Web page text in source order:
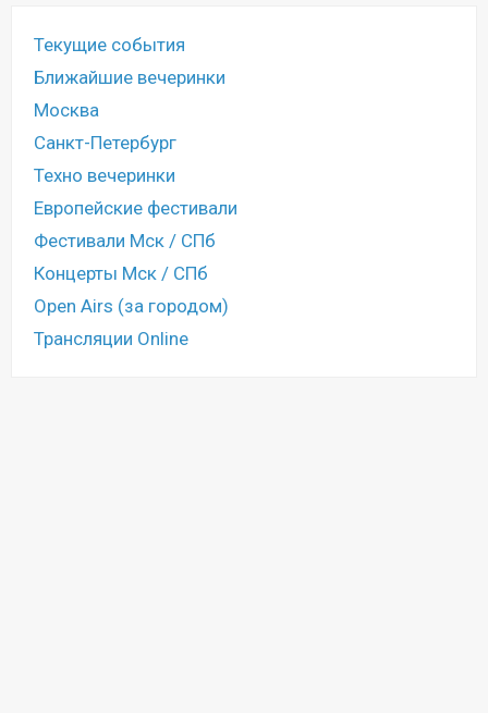
Текущие события
Ближайшие вечеринки
Москва
Санкт-Петербург
Техно вечеринки
Европейские фестивали
Фестивали Мск / СПб
Концерты Мск / СПб
Open Airs (за городом)
Трансляции Online